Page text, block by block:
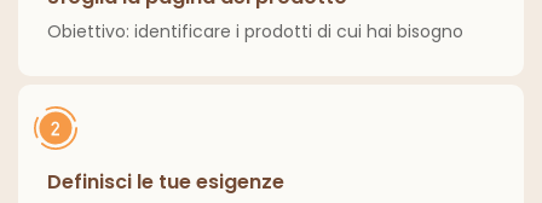
Obiettivo: identificare i prodotti di cui hai bisogno
Definisci le tue esigenze